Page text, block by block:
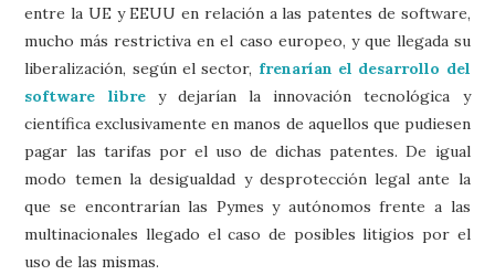
entre la UE y EEUU en relación a las patentes de software,
mucho más restrictiva en el caso europeo, y que llegada su
liberalización, según el sector, frenarían el desarrollo del
software librey dejarían la innovación tecnológica y
científica exclusivamente en manos de aquellos que pudiesen
pagar las tarifas por el uso de dichas patentes. De igual
modo temen la desigualdad y desprotección legal ante la
que se encontrarían las Pymes y autónomos frente a las
multinacionales llegado el caso de posibles litigios por el
uso de las mismas.